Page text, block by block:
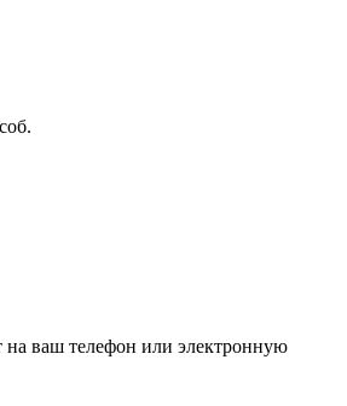
на ваш телефон или электронную